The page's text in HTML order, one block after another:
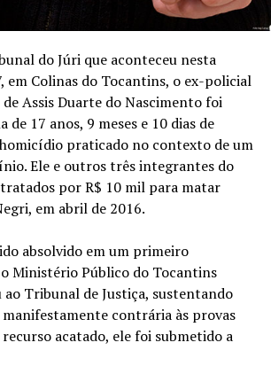
do Júri que aconteceu nesta
em Colinas do Tocantins, o ex-policial
Assis Duarte do Nascimento foi
de 17 anos, 9 meses e 10 dias de
praticado no contexto de um
Ele e outros três integrantes do
por R$ 10 mil para matar
em abril de 2016.
absolvido em um primeiro
Ministério Público do Tocantins
Tribunal de Justiça, sustentando
manifestamente contrária às provas
recurso acatado, ele foi submetido a